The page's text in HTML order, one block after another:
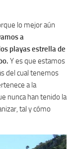
lo mejor aún
a
playas estrella de
Y es que estamos
del cual tenemos
a la
nunca han tenido la
tal y cómo